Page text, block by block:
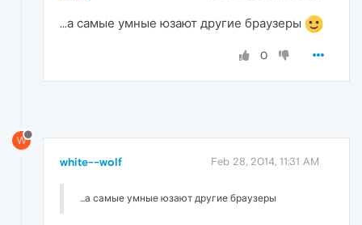
...а самые умные юзают другие браузеры
0
W
white--wolf Feb 28, 2014, 11:31 AM
...а самые умные юзают другие браузеры